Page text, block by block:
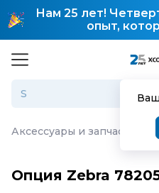
Нам 25 лет!
опыт,
Аксессуары и запчасти
Опция Zebra